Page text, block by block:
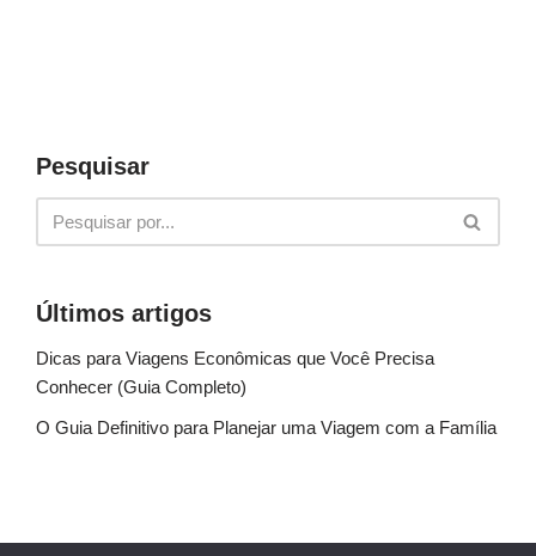
Pesquisar
Últimos artigos
Dicas para Viagens Econômicas que Você Precisa
Conhecer (Guia Completo)
O Guia Definitivo para Planejar uma Viagem com a Família